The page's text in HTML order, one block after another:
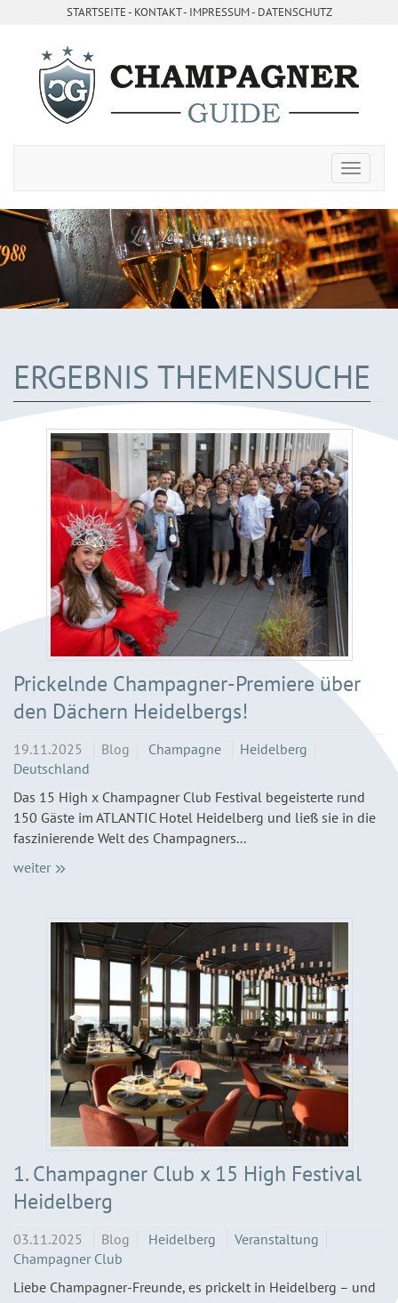
STARTSEITE- ­ KONTAKT- ­ IMPRESSUM- DATENSCHUTZ
ERGEBNIS THEMENSUCHE
Prickelnde Champagner-Premiere über
den Dächern Heidelbergs!
19.11.2025 Blog Champagne
Heidelberg
Deutschland
Das 15 High x Champagner Club Festival begeisterte rund
150 Gäste im ATLANTIC Hotel Heidelberg und ließ sie in die
faszinierende Welt des Champagners...
weiter
1. Champagner Club x 15 High Festival
Heidelberg
03.11.2025 Blog Heidelberg
Veranstaltung
Champagner Club
Liebe Champagner-Freunde, es prickelt in Heidelberg – und